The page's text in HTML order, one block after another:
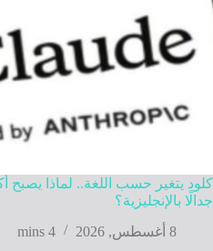
كلود يتغير حسب اللغة.. لماذا يصبح
جدالًا بالإنجليزية؟
8 أغسطس, 2026
4 mins